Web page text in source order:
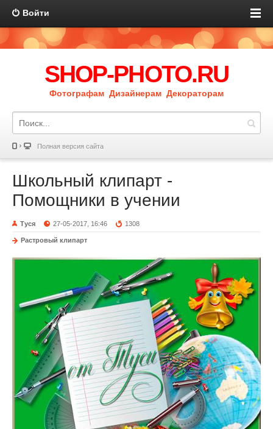
Войти
SHOP-PHOTO.RU
Фотографам Дизайнерам Декораторам
Полная версия сайта
Школьный клипарт -
Помощники в учении
Туся 27-05-2017, 16:46 1308
Растровый клипарт